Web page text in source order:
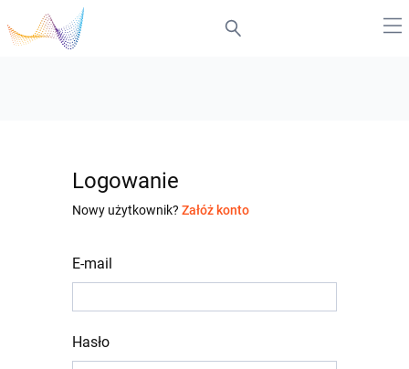
Logowanie
Nowy użytkownik? Załóż konto
E-mail
Hasło